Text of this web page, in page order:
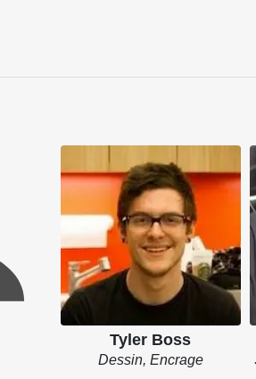
Tyler Boss
Dessin, Encrage